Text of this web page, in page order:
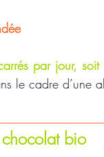
par jour,
le cadre d’une
chocolat bio